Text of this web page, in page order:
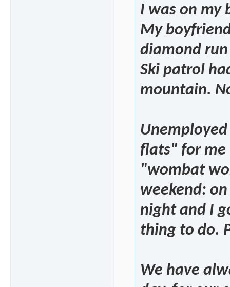
I was on my
My
diamond
Ski patrol
mountain.
flats" for me
"wombat
weekend:
night and I
thing to do.
We have